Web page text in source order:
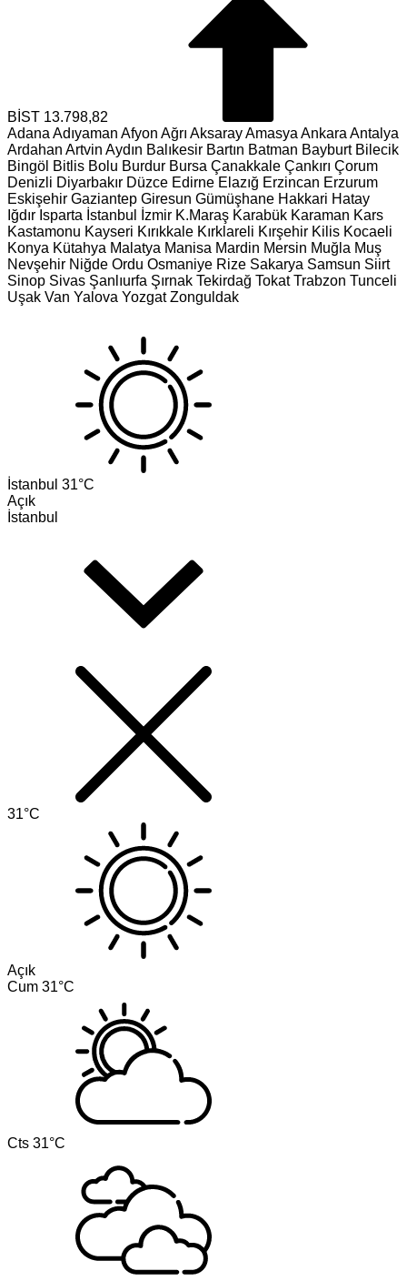
BİST 13.798,82
Adana Adıyaman Afyon Ağrı AksarayAmasya Ankara Antalya
Ardahan Artvin Aydın Balıkesir Bartın Batman Bayburt Bilecik
Bingöl Bitlis Bolu Burdur Bursa Çanakkale Çankırı Çorum
Denizli Diyarbakır Düzce Edirne Elazığ Erzincan Erzurum
Eskişehir Gaziantep Giresun Gümüşhane Hakkari Hatay
Iğdır Isparta İstanbul İzmir K.Maraş Karabük Karaman Kars
Kastamonu Kayseri Kırıkkale Kırklareli Kırşehir Kilis Kocaeli
Konya Kütahya Malatya Manisa Mardin Mersin Muğla Muş
Nevşehir Niğde Ordu Osmaniye Rize Sakarya Samsun Siirt
Sinop Sivas Şanlıurfa Şırnak Tekirdağ Tokat Trabzon Tunceli
Uşak Van Yalova Yozgat Zonguldak
İstanbul 31°C
Açık
İstanbul
31°C
Açık
Cum 31°C
Cts 31°C